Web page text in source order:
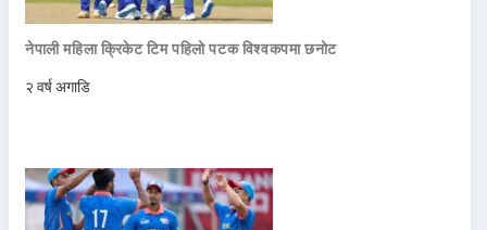
नेपाली महिला क्रिकेट टिम पहिलो पटक विश्वकपमा छनोट
२ वर्ष अगाडि